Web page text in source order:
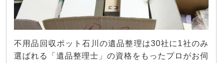
不用品回収ポット石川の遺品整理は30社に1社のみ
選ばれる「遺品整理士」の資格をもったプロがお伺